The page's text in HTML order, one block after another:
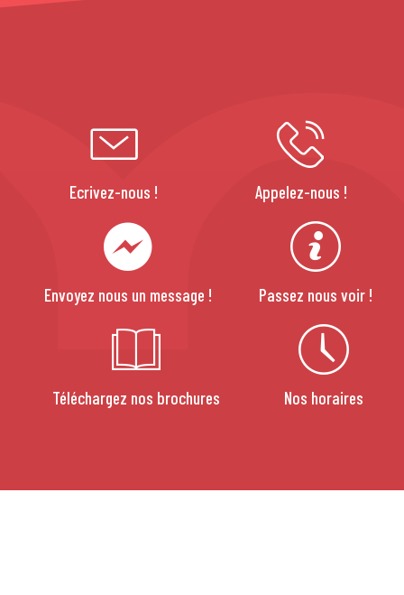
Ecrivez-nous ! Appelez-nous !
Envoyez nous un message ! Passez nous voir !
Téléchargez nos brochures Nos horaires